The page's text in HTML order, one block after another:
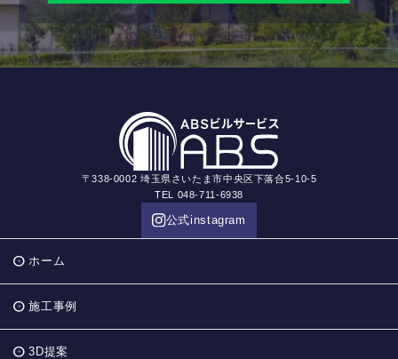
〒338-0002 埼玉県さいたま市中央区下落合5-10-5
TEL 048-711-6938
公式instagram
ホーム
施工事例
3D提案